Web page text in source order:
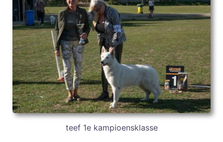
teef 1e kampioensklasse